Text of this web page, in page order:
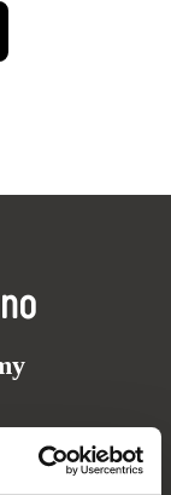
evropských